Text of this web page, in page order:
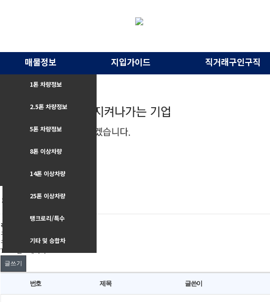
매물정보
1톤 차량정보
2.5톤 차량정보
5톤 차량정보
8톤 이상차량
14톤 이상차량
25톤 이상차량
탱크로리/특수
차량
기타 및 승합차
지입가이드 직거래구인구직
직거래구인구직
직거래구인구직 카테고리
구인
구직
Total 0건
글쓰기
번호 제목 글쓴이